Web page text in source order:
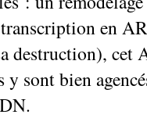
en
destruction), cet
y sont bien